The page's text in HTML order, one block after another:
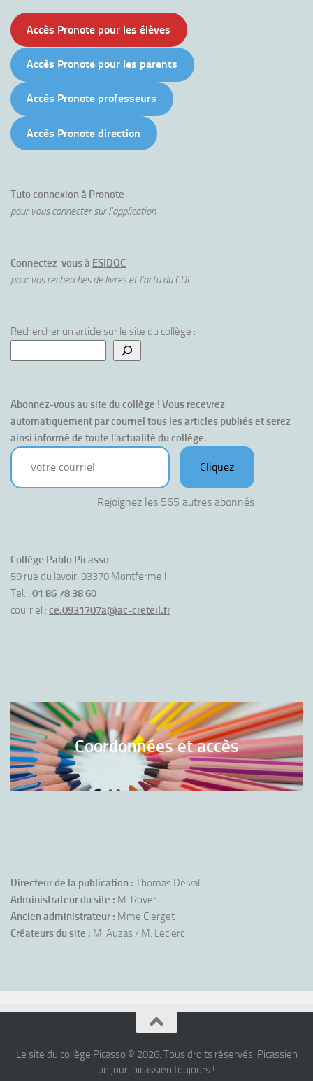
Accès Pronote pour les élèves
Accès Pronote pour les parents
Accès Pronote professeurs
Accès Pronote direction
Tuto connexion à Pronote
pour vous connecter sur l'application
Connectez-vous à ESIDOC
pour vos recherches de livres et l'actu du CDI
Rechercher un article sur le site du collège :
Abonnez-vous au site du collège ! Vous recevrez
automatiquement par courriel tous les articles publiés et serez
ainsi informé de toute l'actualité du collège.
votre courriel
Cliquez
Rejoignez les 565 autres abonnés
Collège Pablo Picasso
59 rue du lavoir, 93370 Montfermeil
Tel. : 01 86 78 38 60
courriel : ce.0931707a@ac-creteil.fr
Coordonnées et accès
Directeur de la publication : Thomas Delval
Administrateur du site : M. Royer
Ancien administrateur : Mme Clerget
Créateurs du site : M. Auzas / M. Leclerc
Le site du collège Picasso © 2026. Tous droits réservés. Picassien
un jour, picassien toujours !